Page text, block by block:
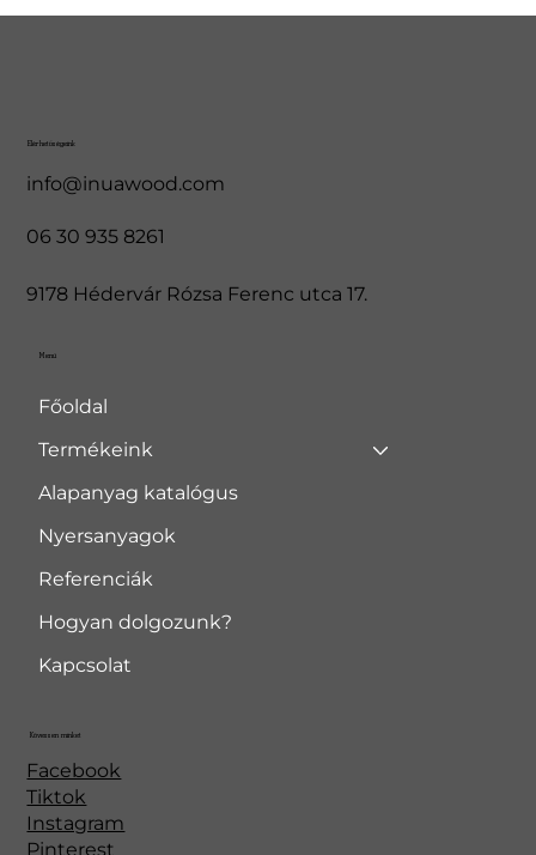
Elérhetőségeink
info@inuawood.com
06 30 935 8261
9178 Hédervár Rózsa Ferenc utca 17.
Menü
Főoldal
Termékeink
Alapanyag katalógus
Nyersanyagok
Referenciák
Hogyan dolgozunk?
Kapcsolat
Facebook
Tiktok
Instagram
Pinterest
Kövessen minket